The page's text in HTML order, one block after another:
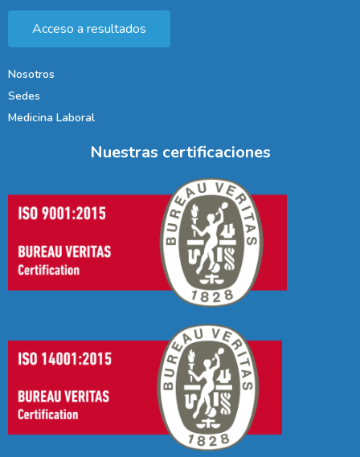
Acceso a resultados
Nosotros
Sedes
Medicina Laboral
Nuestras certificaciones